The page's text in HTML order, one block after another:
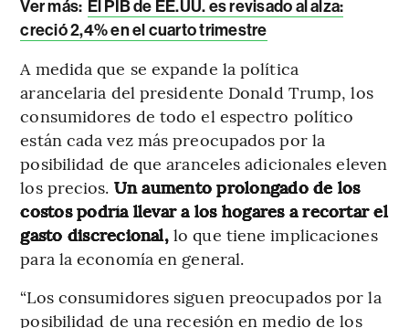
Ver más: El PIB de EE.UU. es revisado al alza:
creció 2,4% en el cuarto trimestre
A medida que se expande la política
arancelaria del presidente Donald Trump, los
consumidores de todo el espectro político
están cada vez más preocupados por la
posibilidad de que aranceles adicionales eleven
los precios. Un aumento prolongado de los
costos podría llevar a los hogares a recortar el
gasto discrecional,lo que tiene implicaciones
para la economía en general.
“Los consumidores siguen preocupados por la
posibilidad de una recesión en medio de los